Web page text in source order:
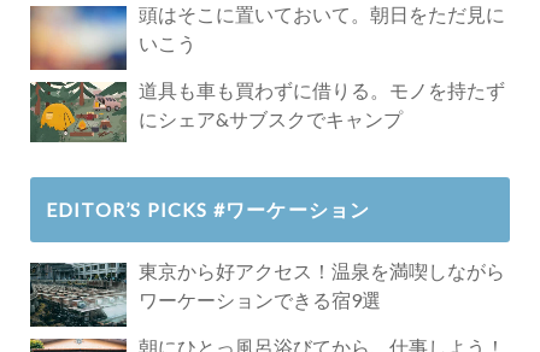
頭はそこに置いておいて。朝日をただ見に
いこう
道具も車も買わずに借りる。モノを持たず
にシェア&サブスクでキャンプ
EDITOR’S PICKS #ワーケーション
東京から好アクセス！温泉を満喫しながら
ワーケーションできる宿9選
朝にひとっ風呂浴びてから、仕事しよう！